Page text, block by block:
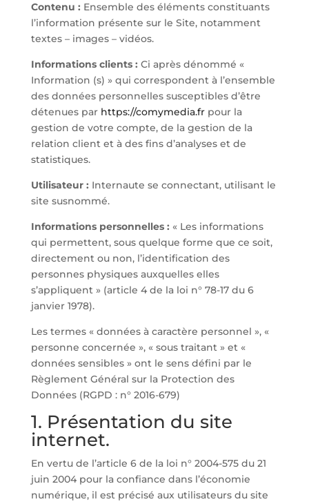
Contenu : Ensemble des éléments constituants
l’information présente sur le Site, notamment
textes – images – vidéos.
Informations clients : Ci après dénommé «
Information (s) » qui correspondent à l’ensemble
des données personnelles susceptibles d’être
détenues par https://comymedia.frpour la
gestion de votre compte, de la gestion de la
relation client et à des fins d’analyses et de
statistiques.
Utilisateur : Internaute se connectant, utilisant le
site susnommé.
Informations personnelles : « Les informations
qui permettent, sous quelque forme que ce soit,
directement ou non, l’identification des
personnes physiques auxquelles elles
s’appliquent » (article 4 de la loi n° 78-17 du 6
janvier 1978).
Les termes « données à caractère personnel », «
personne concernée », « sous traitant » et «
données sensibles » ont le sens défini par le
Règlement Général sur la Protection des
Données (RGPD : n° 2016-679)
1. Présentation du site
internet.
En vertu de l’article 6 de la loi n° 2004-575 du 21
juin 2004 pour la confiance dans l’économie
numérique, il est précisé aux utilisateurs du site